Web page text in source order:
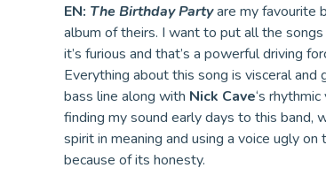
EN: The Birthday Partyare my favourite
album of theirs. I want to put all the
it’s furious and that’s a powerful driving
Everything about this song is visceral
bass line along with Nick Cave‘s
finding my sound early days to this band,
spirit in meaning and using a voice ugly
because of its honesty.